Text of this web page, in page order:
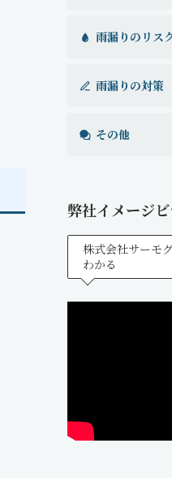
雨漏りのリス
雨漏りの対策
その他
弊社イメージ
株式会社サーモ
わかる